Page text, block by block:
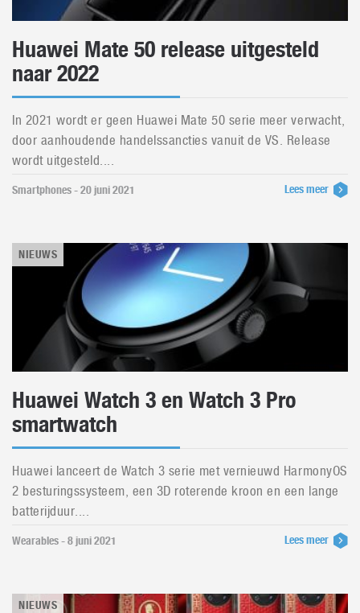
Huawei Mate 50 release uitgesteld
naar 2022
In 2021 wordt er geen Huawei Mate 50 serie meer verwacht,
door aanhoudende handelssancties vanuit de VS. Release
wordt uitgesteld....
Smartphones - 20 juni 2021 Lees meer
NIEUWS
Huawei Watch 3 en Watch 3 Pro
smartwatch
Huawei lanceert de Watch 3 serie met vernieuwd HarmonyOS
2 besturingssysteem, een 3D roterende kroon en een lange
batterijduur....
Wearables - 8 juni 2021 Lees meer
NIEUWS